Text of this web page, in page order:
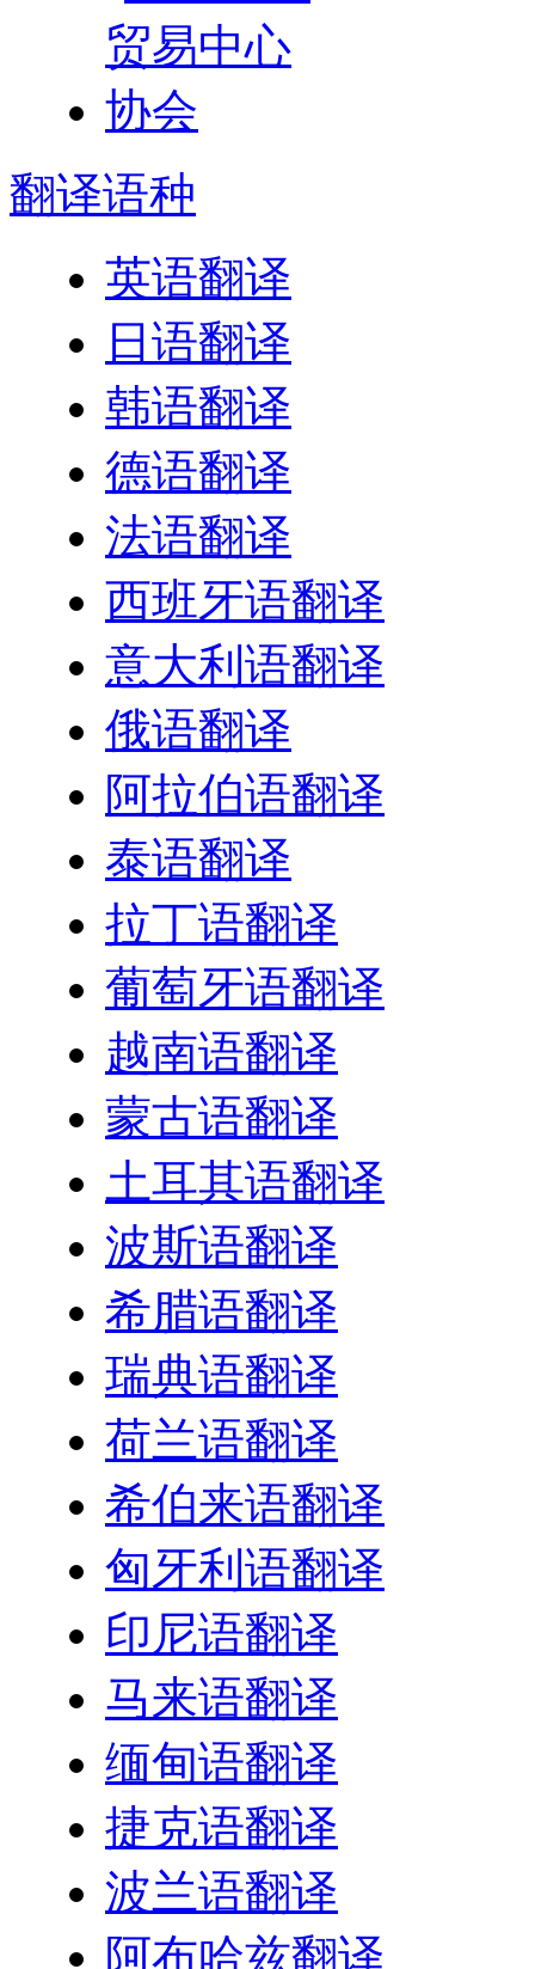
翻译语种
英语翻译
日语翻译
韩语翻译
德语翻译
法语翻译
西班牙语翻译
意大利语翻译
俄语翻译
阿拉伯语翻译
泰语翻译
拉丁语翻译
葡萄牙语翻译
越南语翻译
蒙古语翻译
土耳其语翻译
波斯语翻译
希腊语翻译
瑞典语翻译
荷兰语翻译
希伯来语翻译
匈牙利语翻译
印尼语翻译
马来语翻译
缅甸语翻译
捷克语翻译
波兰语翻译
阿布哈兹翻译